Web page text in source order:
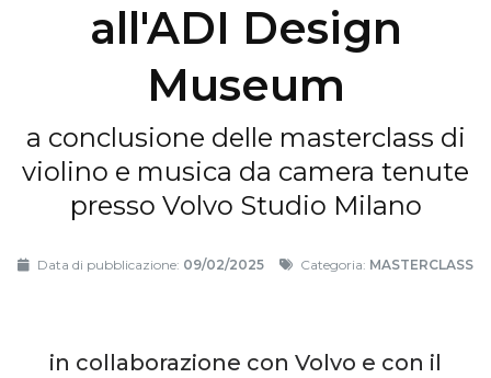
all'ADI Design
Museum
a conclusione delle masterclass di
violino e musica da camera tenute
presso Volvo Studio Milano
Data di pubblicazione: 09/02/2025 Categoria: MASTERCLASS
in collaborazione con Volvo e con il